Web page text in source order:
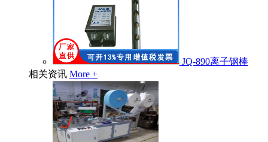
JQ-890离子钢棒
相关资讯 More +